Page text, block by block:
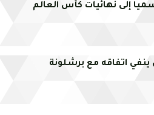
إلى نهائيات كأس العالم
اتفاقه مع برشلونة